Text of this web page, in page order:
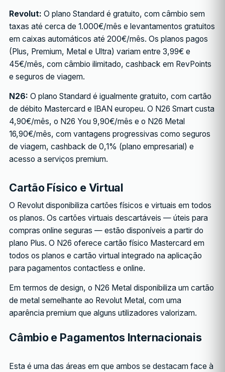
Revolut: O plano Standard é gratuito, com câmbio sem
taxas até cerca de 1.000€/mês e levantamentos gratuitos
em caixas automáticos até 200€/mês. Os planos pagos
(Plus, Premium, Metal e Ultra) variam entre 3,99€ e
45€/mês, com câmbio ilimitado, cashback em RevPoints
e seguros de viagem.
N26: O plano Standard é igualmente gratuito, com cartão
de débito Mastercard e IBAN europeu. O N26 Smart custa
4,90€/mês, o N26 You 9,90€/mês e o N26 Metal
16,90€/mês, com vantagens progressivas como seguros
de viagem, cashback de 0,1% (plano empresarial) e
acesso a serviços premium.
Cartão Físico e Virtual
O Revolut disponibiliza cartões físicos e virtuais em todos
os planos. Os cartões virtuais descartáveis — úteis para
compras online seguras — estão disponíveis a partir do
plano Plus. O N26 oferece cartão físico Mastercard em
todos os planos e cartão virtual integrado na aplicação
para pagamentos contactless e online.
Em termos de design, o N26 Metal disponibiliza um cartão
de metal semelhante ao Revolut Metal, com uma
aparência premium que alguns utilizadores valorizam.
Câmbio e Pagamentos Internacionais
Esta é uma das áreas em que ambos se destacam face à